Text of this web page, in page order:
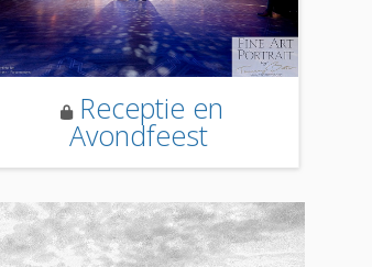
Receptie en
Avondfeest